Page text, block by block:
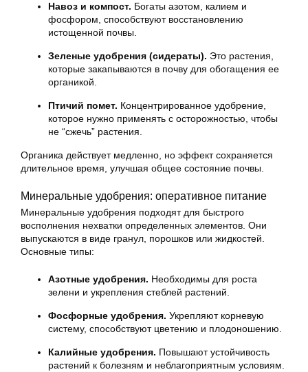
Навоз и компост. Богаты азотом, калием и
фосфором, способствуют восстановлению
истощенной почвы.
Зеленые удобрения (сидераты). Это растения,
которые закапываются в почву для обогащения ее
органикой.
Птичий помет. Концентрированное удобрение,
которое нужно применять с осторожностью, чтобы
не “сжечь” растения.
Органика действует медленно, но эффект сохраняется
длительное время, улучшая общее состояние почвы.
Минеральные удобрения: оперативное питание
Минеральные удобрения подходят для быстрого
восполнения нехватки определенных элементов. Они
выпускаются в виде гранул, порошков или жидкостей.
Основные типы:
Азотные удобрения. Необходимы для роста
зелени и укрепления стеблей растений.
Фосфорные удобрения. Укрепляют корневую
систему, способствуют цветению и плодоношению.
Калийные удобрения. Повышают устойчивость
растений к болезням и неблагоприятным условиям.